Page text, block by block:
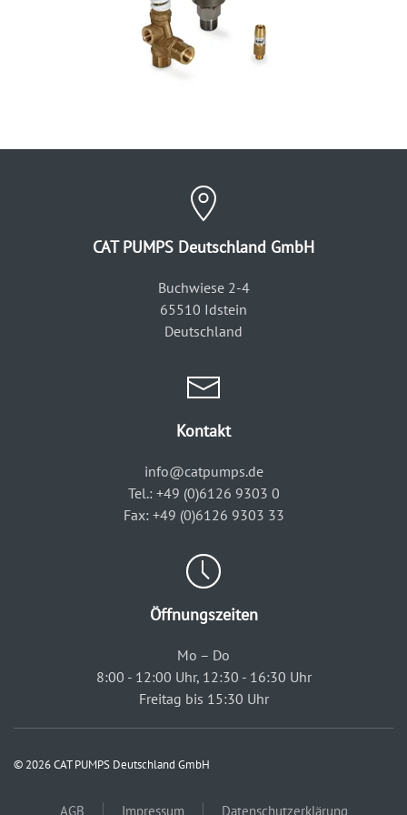
CAT PUMPS Deutschland GmbH
Buchwiese 2-4
65510 Idstein
Deutschland
Kontakt
info@catpumps.de
Tel.: +49 (0)6126 9303 0
Fax: +49 (0)6126 9303 33
Öffnungszeiten
Mo – Do
8:00 - 12:00 Uhr, 12:30 - 16:30 Uhr
Freitag bis 15:30 Uhr
© 2026 CAT PUMPS Deutschland GmbH
AGB Impressum Datenschutzerklärung